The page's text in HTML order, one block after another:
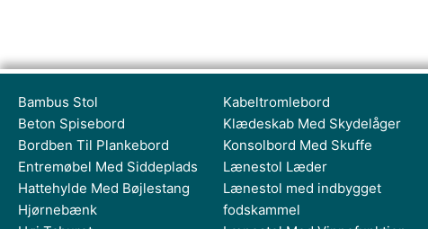
Bambus Stol
Beton Spisebord
Bordben Til Plankebord
Entremøbel Med Siddeplads
Hattehylde Med Bøjlestang
Hjørnebænk
Kabeltromlebord
Klædeskab Med Skydelåger
Konsolbord Med Skuffe
Lænestol Læder
Lænestol med indbygget
fodskammel